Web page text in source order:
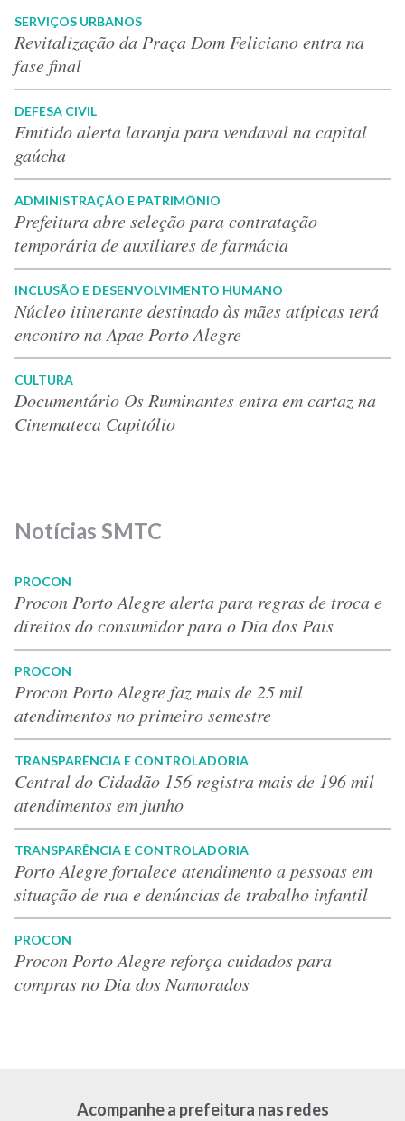
SERVIÇOS URBANOS
Revitalização da Praça Dom Feliciano entra na
fase final
DEFESA CIVIL
Emitido alerta laranja para vendaval na capital
gaúcha
ADMINISTRAÇÃO E PATRIMÔNIO
Prefeitura abre seleção para contratação
temporária de auxiliares de farmácia
INCLUSÃO E DESENVOLVIMENTO HUMANO
Núcleo itinerante destinado às mães atípicas terá
encontro na Apae Porto Alegre
CULTURA
Documentário Os Ruminantes entra em cartaz na
Cinemateca Capitólio
Notícias SMTC
PROCON
Procon Porto Alegre alerta para regras de troca e
direitos do consumidor para o Dia dos Pais
PROCON
Procon Porto Alegre faz mais de 25 mil
atendimentos no primeiro semestre
TRANSPARÊNCIA E CONTROLADORIA
Central do Cidadão 156 registra mais de 196 mil
atendimentos em junho
TRANSPARÊNCIA E CONTROLADORIA
Porto Alegre fortalece atendimento a pessoas em
situação de rua e denúncias de trabalho infantil
PROCON
Procon Porto Alegre reforça cuidados para
compras no Dia dos Namorados
Acompanhe a prefeitura nas redes